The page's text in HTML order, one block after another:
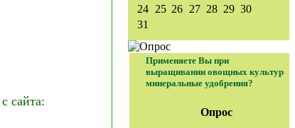
сайта:
24 25 26 27 28 29 30
31
Применяете Вы при
выращивании овощных культур
минеральные удобрения?
Опрос